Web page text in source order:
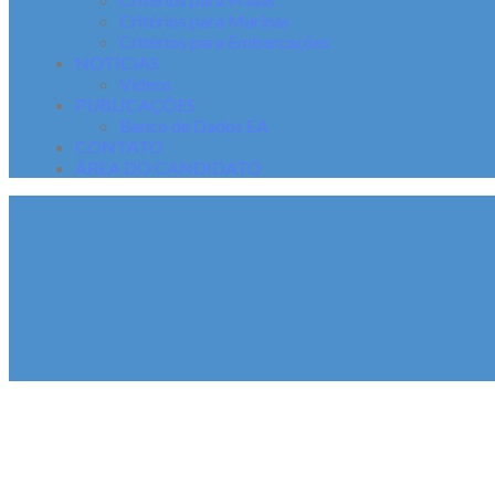
Critérios para Marinas
Critérios para Embarcações
NOTÍCIAS
Vídeos
PUBLICAÇÕES
Banco de Dados EA
CONTATO
ÁREA DO CANDIDATO